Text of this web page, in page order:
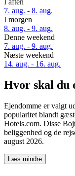
I aften
7. aug. - 8. aug.
I morgen
8. aug. - 9. aug.
Denne weekend
7. aug. - 9. aug.
Næste weekend
14. aug. - 16. aug.
Hvor skal du
Ejendomme er valgt
popularitet blandt
Hotels.com. Disse
beliggenhed og de
august 2026.
Læs mindre